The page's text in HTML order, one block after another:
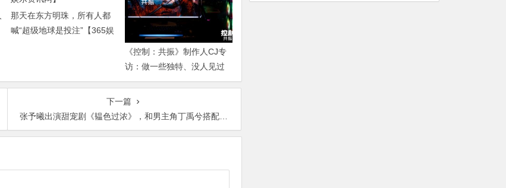
那天在东方明珠，所有人都
喊“超级地球是投注”【365娱
《控制：共振》制作人CJ专
访：做一些独特、没人见过
的东西【365娱乐资讯网】
下一篇
张予曦出演甜宠剧《韫色过浓》，和男主角丁禹兮搭配很养眼【365娱乐资讯网】